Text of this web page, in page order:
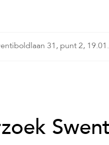
31, punt 2,